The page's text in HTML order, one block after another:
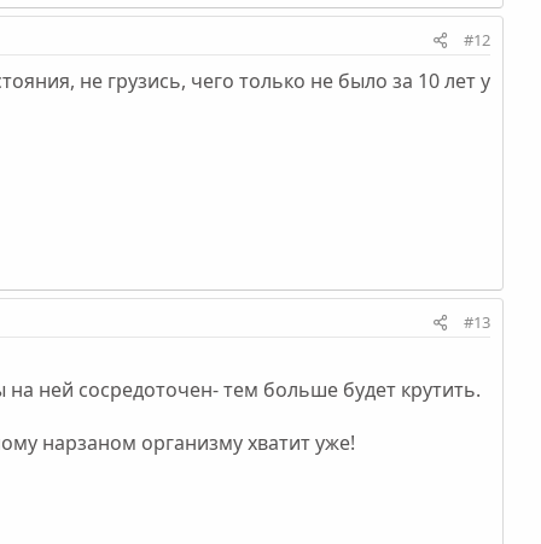
#12
не грузись, чего только не было за 10 лет у
#13
ней сосредоточен- тем больше будет крутить.
нарзаном организму хватит уже!